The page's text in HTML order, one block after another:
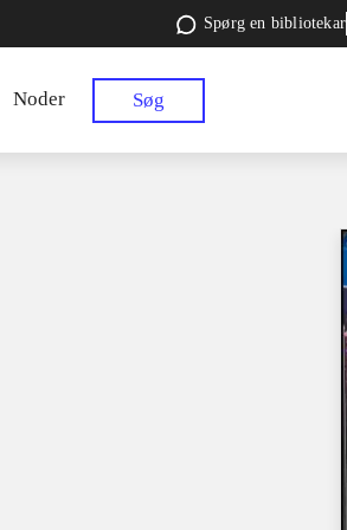
Spørg en bibliotekar
Noder Søg